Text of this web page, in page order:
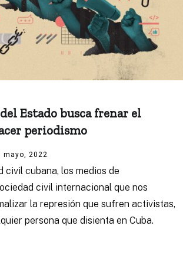
Estado busca frenar el
periodismo
mayo, 2022
civil cubana, los medios de
civil internacional que nos
la represión que sufren activistas,
persona que disienta en Cuba.